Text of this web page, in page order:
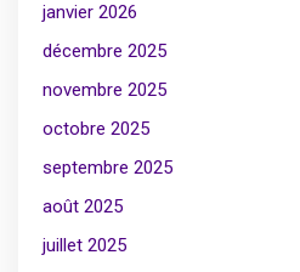
janvier 2026
décembre 2025
novembre 2025
octobre 2025
septembre 2025
août 2025
juillet 2025